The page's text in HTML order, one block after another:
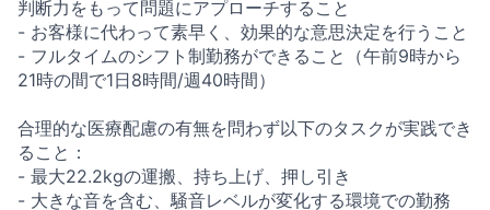
判断力をもって問題にアプローチすること
- お客様に代わって素早く、効果的な意思決定を行うこと
- フルタイムのシフト制勤務ができること（午前9時から
21時の間で1日8時間/週40時間）
合理的な医療配慮の有無を問わず以下のタスクが実践でき
ること：
- 最大22.2kgの運搬、持ち上げ、押し引き
- 大きな音を含む、騒音レベルが変化する環境での勤務